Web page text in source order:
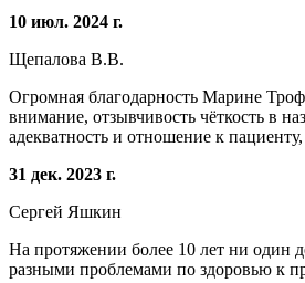
10 июл. 2024 г.
Щепалова В.В.
Огромная благодарность Марине
внимание, отзывчивость чёткость в
адекватность и отношение к пациенту,
31 дек. 2023 г.
Сергей Яшкин
На протяжении более 10 лет ни один
разными проблемами по здоровью к